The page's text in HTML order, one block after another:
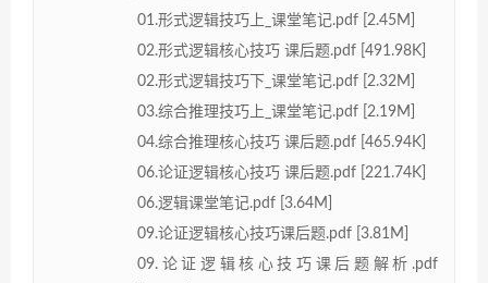
01.形式逻辑技巧上_课堂笔记.pdf [2.45M]
02.形式逻辑核心技巧 课后题.pdf [491.98K]
02.形式逻辑技巧下_课堂笔记.pdf [2.32M]
03.综合推理技巧上_课堂笔记.pdf [2.19M]
04.综合推理核心技巧 课后题.pdf [465.94K]
06.论证逻辑核心技巧 课后题.pdf [221.74K]
06.逻辑课堂笔记.pdf [3.64M]
09.论证逻辑核心技巧课后题.pdf [3.81M]
09.论证逻辑核心技巧课后题解析.pdf